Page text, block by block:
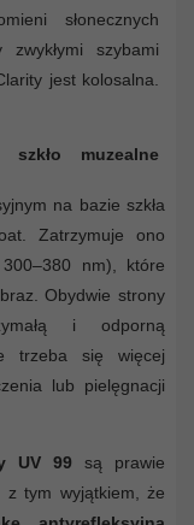
słonecznych
szybami
jest kolosalna.
muzealne
na bazie szkła
Zatrzymuje ono
nm), które
Obydwie strony
i odporną
trzeba się więcej
lub pielęgnacji
UV 99 są prawie
z tym wyjątkiem, że